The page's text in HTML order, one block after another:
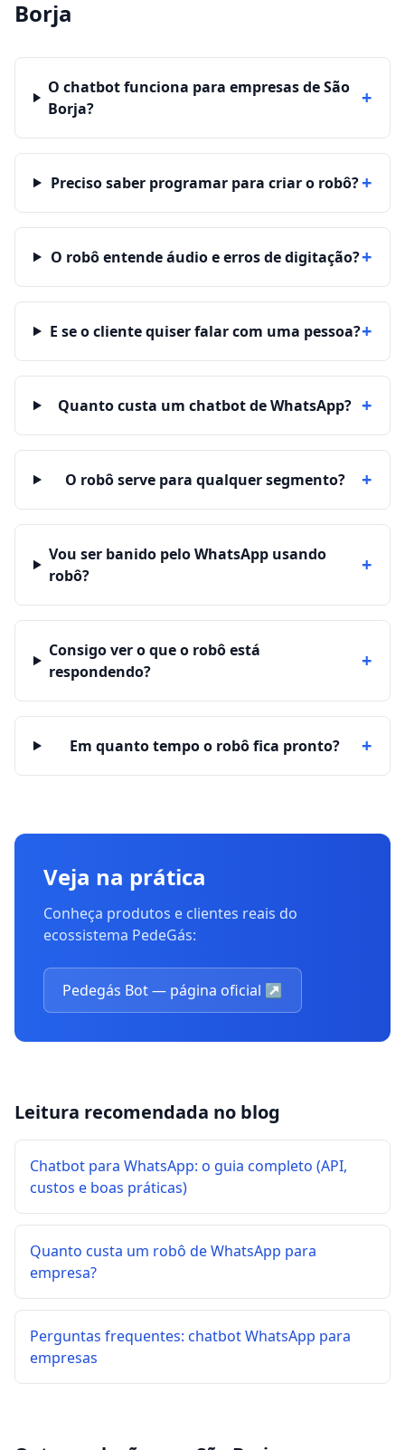
Borja
O chatbot funciona para empresas de São
Borja?
+
Preciso saber programar para criar o robô?+
O robô entende áudio e erros de digitação?+
E se o cliente quiser falar com uma pessoa?+
Quanto custa um chatbot de WhatsApp? +
O robô serve para qualquer segmento? +
Vou ser banido pelo WhatsApp usando
robô?
+
Consigo ver o que o robô está
respondendo?
+
Em quanto tempo o robô fica pronto? +
Veja na prática
Conheça produtos e clientes reais do
ecossistema PedeGás:
Pedegás Bot — página oficial ↗
Leitura recomendada no blog
Chatbot para WhatsApp: o guia completo (API,
custos e boas práticas)
Quanto custa um robô de WhatsApp para
empresa?
Perguntas frequentes: chatbot WhatsApp para
empresas